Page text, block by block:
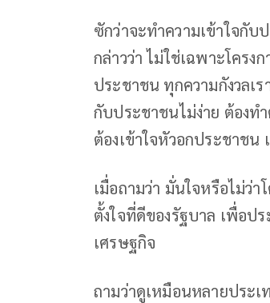
ซักว่าจะทำความเข้าใจกั
กล่าวว่า ไม่ใช่เฉพาะโคร
ประชาชน ทุกความกังวลเ
กับประชาชนไม่ง่าย ต้องท
ต้องเข้าใจหัวอกประชาชน
เมื่อถามว่า มั่นใจหรือไม่ว่า
ตั้งใจที่ดีของรัฐบาล เพื่อป
เศรษฐกิจ
ถามว่าดูเหมือนหลายประเ